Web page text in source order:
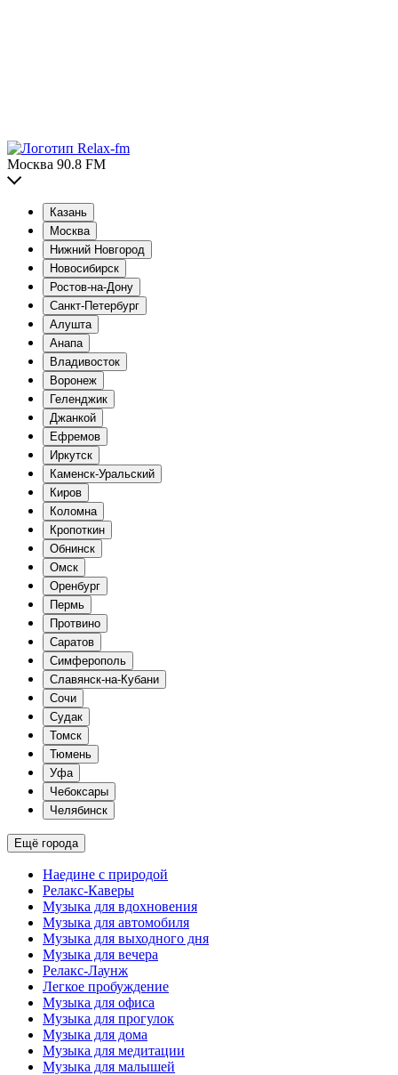
Москва 90.8 FM
Казань
Москва
Нижний Новгород
Новосибирск
Ростов-на-Дону
Санкт-Петербург
Алушта
Анапа
Владивосток
Воронеж
Геленджик
Джанкой
Ефремов
Иркутск
Каменск-Уральский
Киров
Коломна
Кропоткин
Обнинск
Омск
Оренбург
Пермь
Протвино
Саратов
Симферополь
Славянск-на-Кубани
Сочи
Судак
Томск
Тюмень
Уфа
Чебоксары
Челябинск
Ещё города
Наедине с природой
Релакс-Каверы
Музыка для вдохновения
Музыка для автомобиля
Музыка для выходного дня
Музыка для вечера
Релакс-Лаунж
Легкое пробуждение
Музыка для офиса
Музыка для прогулок
Музыка для дома
Музыка для медитации
Музыка для малышей